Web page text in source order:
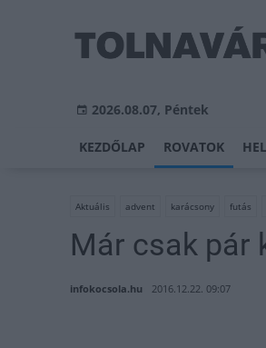
2026.08.07, Péntek
KEZDŐLAP ROVATOK
Aktuális advent karácsony futás
Már csak pár
infokocsola.hu 2016.12.22. 09:07